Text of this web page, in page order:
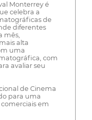
Monterrey é
celebra a
de
diferentes
mês,
alta
uma
com
avaliar seu
de Cinema
para uma
em